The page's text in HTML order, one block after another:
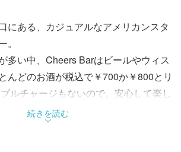
にある、カジュアルなアメリカンスタ
多い中、Cheers Barはビールやウィス
んどのお酒が税込で￥700か￥800とリ
ルチャージもないので、安心して楽し
ブルは移動が自由なので、大人数でも
めます。 入口がちょっと分かりにくい
続きを読む